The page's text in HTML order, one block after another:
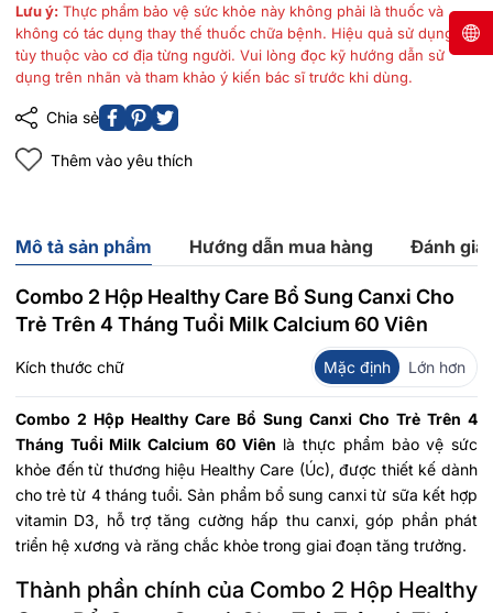
Lưu ý: Thực phẩm bảo vệ sức khỏe này không phải là thuốc và
không có tác dụng thay thế thuốc chữa bệnh. Hiệu quả sử dụng
tùy thuộc vào cơ địa từng người. Vui lòng đọc kỹ hướng dẫn sử
dụng trên nhãn và tham khảo ý kiến bác sĩ trước khi dùng.
Chia sẻ
Thêm vào yêu thích
Mô tả sản phẩm Hướng dẫn mua hàng Đánh giá
Combo 2 Hộp Healthy Care Bổ Sung Canxi Cho
Trẻ Trên 4 Tháng Tuổi Milk Calcium 60 Viên
Kích thước chữ Mặc định Lớn hơn
Combo 2 Hộp Healthy Care Bổ Sung Canxi Cho Trẻ Trên 4
Tháng Tuổi Milk Calcium 60 Viên là thực phẩm bảo vệ sức
khỏe đến từ thương hiệu Healthy Care (Úc), được thiết kế dành
cho trẻ từ 4 tháng tuổi. Sản phẩm bổ sung canxi từ sữa kết hợp
vitamin D3, hỗ trợ tăng cường hấp thu canxi, góp phần phát
triển hệ xương và răng chắc khỏe trong giai đoạn tăng trưởng.
Thành phần chính của Combo 2 Hộp Healthy